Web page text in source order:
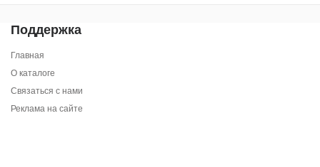
Поддержка
Главная
О каталоге
Связаться с нами
Реклама на сайте